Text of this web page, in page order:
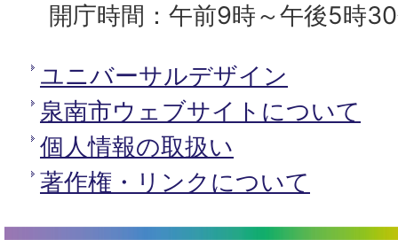
開庁時間：午前9時～午後5時
ユニバーサルデザイン
泉南市ウェブサイトについて
個人情報の取扱い
著作権・リンクについて